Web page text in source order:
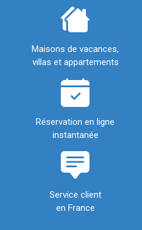
Maisons de vacances,
villas et appartements
Réservation en ligne
instantanée
Service client
en France